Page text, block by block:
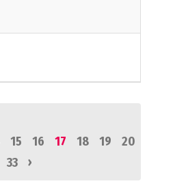
15 16 17 18 19
20
33 ›